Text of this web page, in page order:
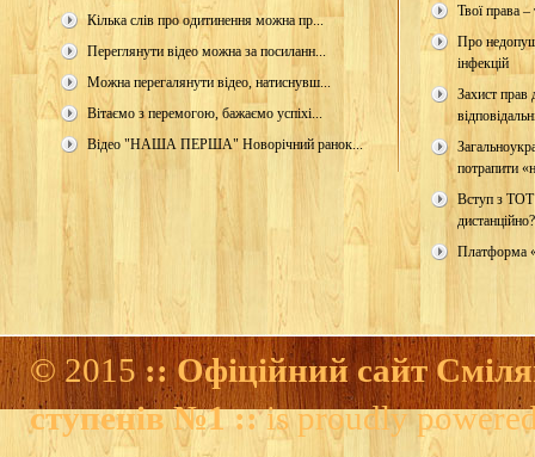
Кілька слів про одитинення можна пр...
Переглянути відео можна за посиланн...
Можна перегалянути відео, натиснувш...
Вітаємо з перемогою, бажаємо успіхі...
Відео "НАША ПЕРША" Новорічний ранок...
Твої права –
Про
інфекцій
Захист прав
потрапити
Вступ з
дистанційно?
Платформа
© 2015:: Офіційний сайт
ступенів №1 ::is proudly